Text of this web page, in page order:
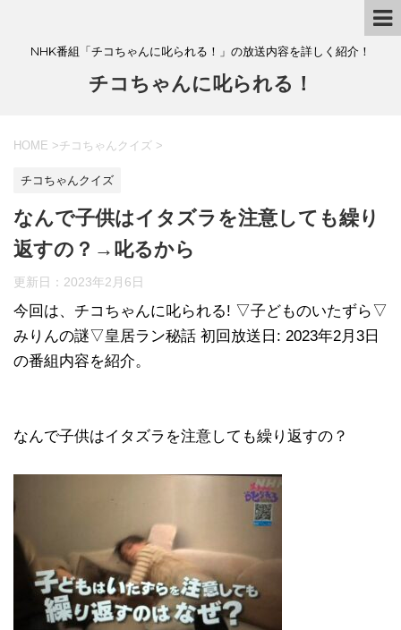
NHK番組「チコちゃんに叱られる！」の放送内容を詳しく紹介！
チコちゃんに叱られる！
HOME >チコちゃんクイズ >
チコちゃんクイズ
なんで子供はイタズラを注意しても繰り
返すの？→叱るから
更新日： 2023年2月6日
今回は、チコちゃんに叱られる! ▽子どものいたずら▽
みりんの謎▽皇居ラン秘話 初回放送日: 2023年2月3日
の番組内容を紹介。
なんで子供はイタズラを注意しても繰り返すの？